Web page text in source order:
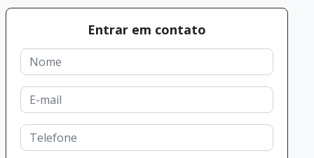
Entrar em contato